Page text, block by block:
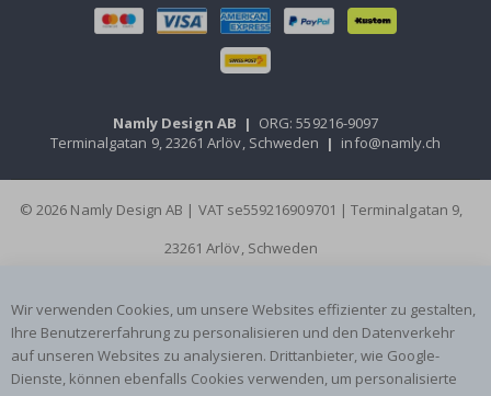
Namly Design AB | ORG: 559216-9097
Terminalgatan 9, 23261 Arlöv, Schweden | info@namly.ch
© 2026 Namly Design AB | VAT se559216909701 | Terminalgatan 9,
23261 Arlöv, Schweden
Wir verwenden Cookies, um unsere Websites effizienter zu gestalten,
Ihre Benutzererfahrung zu personalisieren und den Datenverkehr
auf unseren Websites zu analysieren. Drittanbieter, wie Google-
Dienste, können ebenfalls Cookies verwenden, um personalisierte